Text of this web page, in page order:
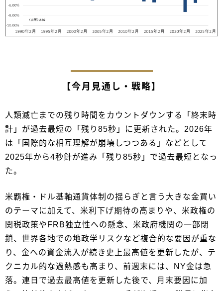
【今月見通し・戦略】
人類滅亡までの残り時間をカウントダウンする「終末時
計」が過去最短の「残り85秒」に更新された。2026年
は「国際的な相互理解が崩壊しつつある」などとして
2025年から4秒針が進み「残り85秒」で過去最短となっ
た。
米覇権・ドル基軸通貨体制の揺らぎと言う大きな金買い
のテーマに加えて、米利下げ期待の高まりや、米政権の
関税政策やFRB独立性への懸念、米政府機関の一部閉
鎖、世界各地での地政学リスクなど複合的な要因が重な
り、金への資金流入が続き史上最高値を更新したが、テ
クニカル的な過熱感も高まり、前週末には、NY金は急
落。連日で過去最高値を更新した後で、月末要因に加